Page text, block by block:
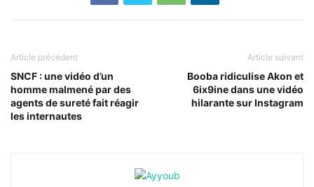
Article précédent
SNCF : une vidéo d’un
homme malmené par des
agents de sureté fait réagir
les internautes
Article suivant
Booba ridiculise Akon et
6ix9ine dans une vidéo
hilarante sur Instagram